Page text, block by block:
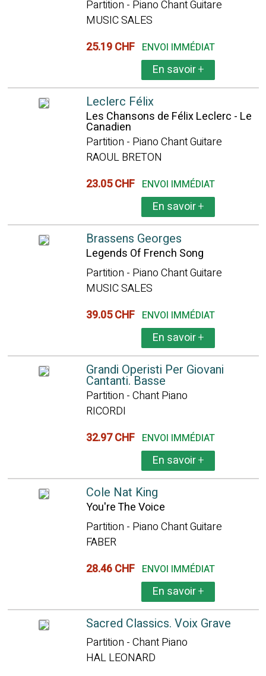
Partition - Piano Chant Guitare
MUSIC SALES
25.19 CHF ENVOI IMMÉDIAT
En savoir+
Leclerc Félix
Les Chansons de Félix Leclerc - Le
Canadien
Partition - Piano Chant Guitare
RAOUL BRETON
23.05 CHF ENVOI IMMÉDIAT
En savoir+
Brassens Georges
Legends Of French Song
Partition - Piano Chant Guitare
MUSIC SALES
39.05 CHF ENVOI IMMÉDIAT
En savoir+
Grandi Operisti Per Giovani
Cantanti. Basse
Partition - Chant Piano
RICORDI
32.97 CHF ENVOI IMMÉDIAT
En savoir+
Cole Nat King
You're The Voice
Partition - Piano Chant Guitare
FABER
28.46 CHF ENVOI IMMÉDIAT
En savoir+
Sacred Classics. Voix Grave
Partition - Chant Piano
HAL LEONARD